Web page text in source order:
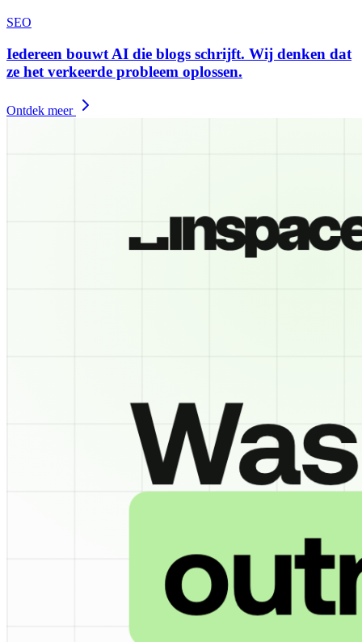
SEO
Iedereen bouwt AI die blogs schrijft. Wij denken dat
ze het verkeerde probleem oplossen.
Ontdek meer